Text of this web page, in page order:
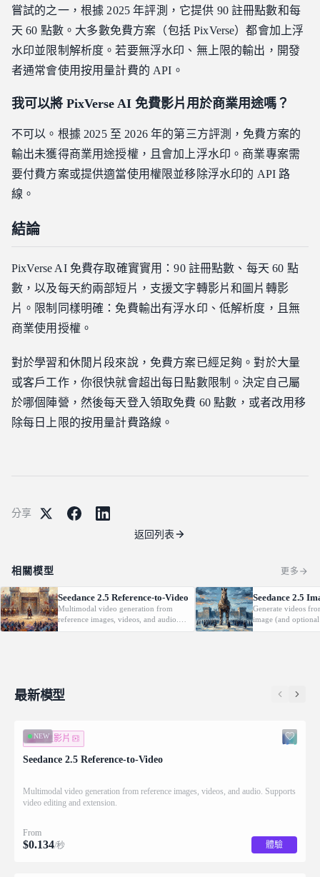
嘗試的之一，根據 2025 年評測，它提供 90 註冊點數和每
天 60 點數。大多數免費方案（包括 PixVerse）都會加上浮
水印並限制解析度。若要無浮水印、無上限的輸出，開發
者通常會使用按用量計費的 API。
我可以將 PixVerse AI 免費影片用於商業用途嗎？
不可以。根據 2025 至 2026 年的第三方評測，免費方案的
輸出未獲得商業用途授權，且會加上浮水印。商業專案需
要付費方案或提供適當使用權限並移除浮水印的 API 路
線。
結論
PixVerse AI 免費存取確實實用：90 註冊點數、每天 60 點
數，以及每天約兩部短片，支援文字轉影片和圖片轉影
片。限制同樣明確：免費輸出有浮水印、低解析度，且無
商業使用授權。
對於學習和休閒片段來說，免費方案已經足夠。對於大量
或客戶工作，你很快就會超出每日點數限制。決定自己屬
於哪個陣營，然後每天登入領取免費 60 點數，或者改用移
除每日上限的按用量計費路線。
分享
返回列表
相關模型 更多
Seedance 2.5 Reference-to-Video
Multimodal video generation from
reference images, videos, and audio.
Supports video editing and extension.
Seedance 2.5
Generate videos
image (and
with native audio.
最新模型
NEW
圖生影片
Seedance 2.5 Reference-to-Video
Multimodal video generation from reference images, videos, and audio. Supports
video editing and extension.
From
$0.134/秒 體驗